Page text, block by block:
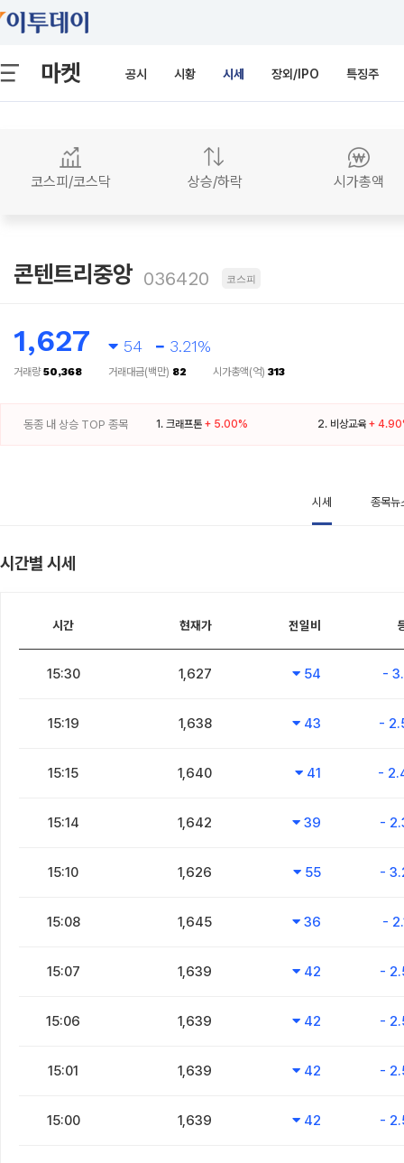
마켓 공시 시황 시세 장외/IPO 특징주
코스피/코스닥 상승/하락 시가총액
콘텐트리중앙 036420 코스피
1,627 54 3.21%
거래량50,368 거래대금(백만) 82 시가총액(억) 313
동종 내 상승 TOP 종목 1. 크래프톤 + 5.00% 2. 비상교육 +
시세 종목뉴